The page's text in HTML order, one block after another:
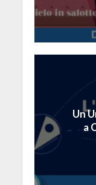
Un
a